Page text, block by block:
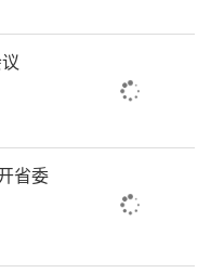
量实现历史性突
染物减排约束
，太原市市区优
度全部大幅下
2019年国家实施
十”。
省委